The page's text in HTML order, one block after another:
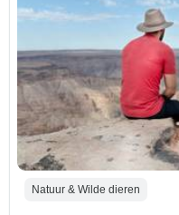
Natuur & Wilde dieren